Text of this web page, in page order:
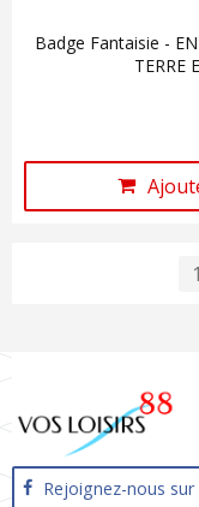
Badge Fantaisie -
TERRE
1
Rejoignez-nous